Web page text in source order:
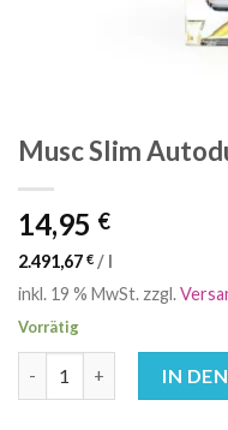
Musc Slim
14,95 €
2.491,67 € / l
inkl. 19 % MwSt. zzgl.
Vorrätig
IN